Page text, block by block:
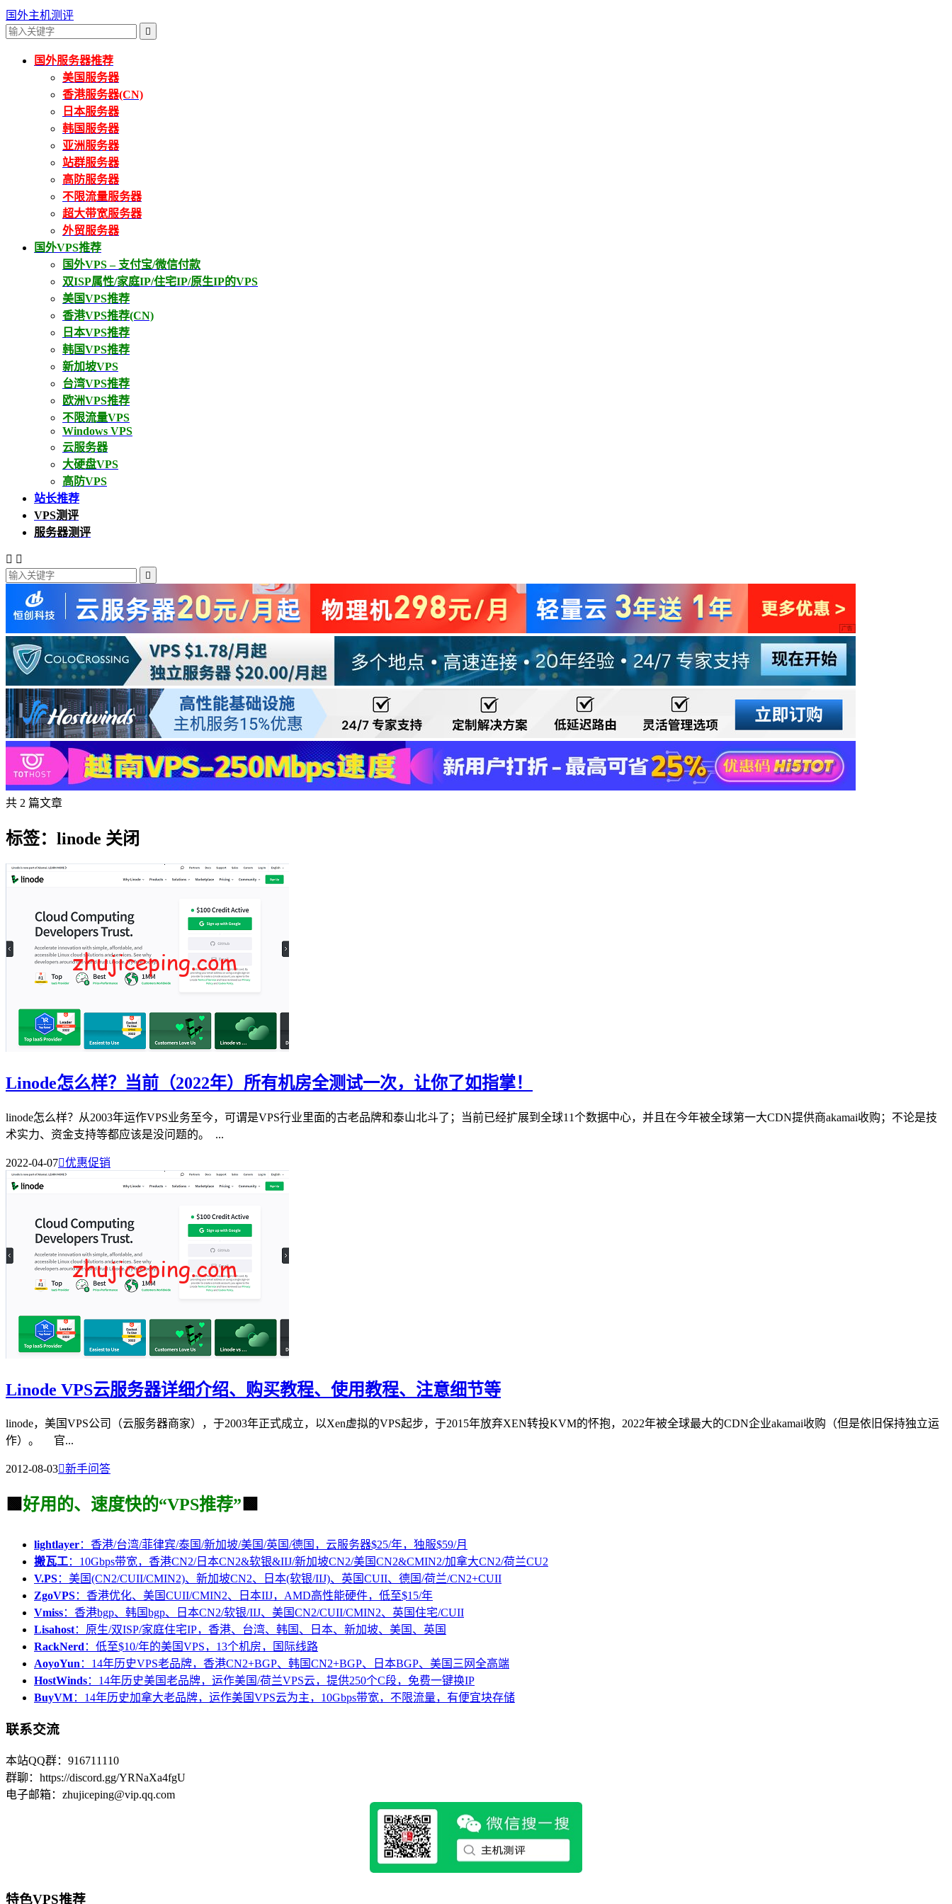
国外主机测评

国外服务器推荐
美国服务器
香港服务器(CN)
日本服务器
韩国服务器
亚洲服务器
站群服务器
高防服务器
不限流量服务器
超大带宽服务器
外贸服务器
国外VPS推荐
国外VPS – 支付宝/微信付款
双ISP属性/家庭IP/住宅IP/原生IP的VPS
美国VPS推荐
香港VPS推荐(CN)
日本VPS推荐
韩国VPS推荐
新加坡VPS
台湾VPS推荐
欧洲VPS推荐
不限流量VPS
Windows VPS
云服务器
大硬盘VPS
高防VPS
站长推荐
VPS测评
服务器测评
 

共 2 篇文章
标签：linode 关闭
Linode怎么样？当前（2022年）所有机房全测试一次，让你了如指掌！
linode怎么样？从2003年运作VPS业务至今，可谓是VPS行业里面的古老品牌和泰山北斗了；当前已经扩展到全球11个数据中心，并且在今年被全球第一大CDN提供商akamai收购；不论是技
术实力、资金支持等都应该是没问题的。 ...
2022-04-07优惠促销
Linode VPS云服务器详细介绍、购买教程、使用教程、注意细节等
linode，美国VPS公司（云服务器商家），于2003年正式成立，以Xen虚拟的VPS起步，于2015年放弃XEN转投KVM的怀抱，2022年被全球最大的CDN企业akamai收购（但是依旧保持独立运
作）。 官...
2012-08-03新手问答
🟩 好用的、速度快的“VPS推荐” 🟩
lightlayer：香港/台湾/菲律宾/泰国/新加坡/美国/英国/德国，云服务器$25/年，独服$59/月
搬瓦工：10Gbps带宽，香港CN2/日本CN2&软银&IIJ/新加坡CN2/美国CN2&CMIN2/加拿大CN2/荷兰CU2
V.PS：美国(CN2/CUII/CMIN2)、新加坡CN2、日本(软银/IIJ)、英国CUII、德国/荷兰/CN2+CUII
ZgoVPS：香港优化、美国CUII/CMIN2、日本IIJ，AMD高性能硬件，低至$15/年
Vmiss：香港bgp、韩国bgp、日本CN2/软银/IIJ、美国CN2/CUII/CMIN2、英国住宅/CUII
Lisahost：原生/双ISP/家庭住宅IP，香港、台湾、韩国、日本、新加坡、美国、英国
RackNerd ：低至$10/年的美国VPS，13个机房，国际线路
AoyoYun ：14年历史VPS老品牌，香港CN2+BGP、韩国CN2+BGP、日本BGP、美国三网全高端
HostWinds：14年历史美国老品牌，运作美国/荷兰VPS云，提供250个C段，免费一键换IP
BuyVM：14年历史加拿大老品牌，运作美国VPS云为主，10Gbps带宽，不限流量，有便宜块存储
联系交流
本站QQ群：916711110
群聊：https://discord.gg/YRNaXa4fgU
电子邮箱：zhujiceping@vip.qq.com
特色VPS推荐